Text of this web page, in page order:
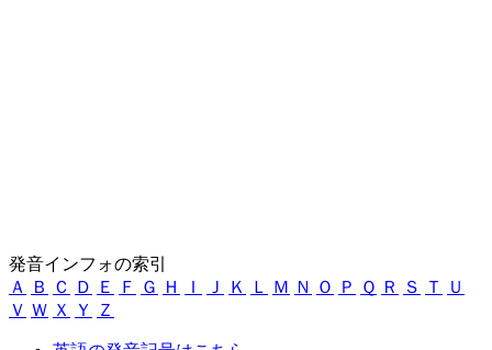
発音インフォの索引
Ａ
Ｂ Ｃ Ｄ Ｅ Ｆ Ｇ Ｈ Ｉ Ｊ Ｋ Ｌ Ｍ Ｎ Ｏ Ｐ Ｑ Ｒ Ｓ Ｔ
Ｕ
Ｖ Ｗ Ｘ Ｙ Ｚ